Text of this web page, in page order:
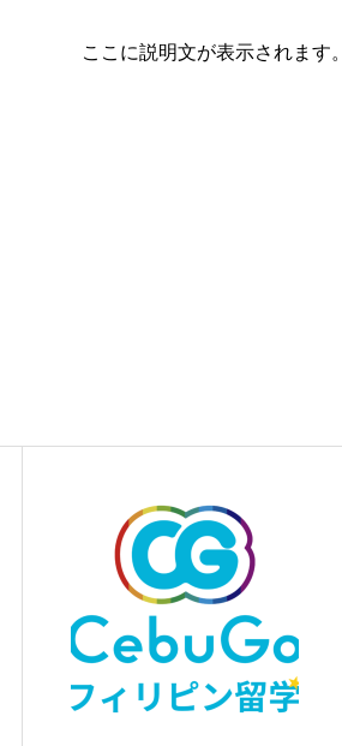
ここに説明文が表示されます。